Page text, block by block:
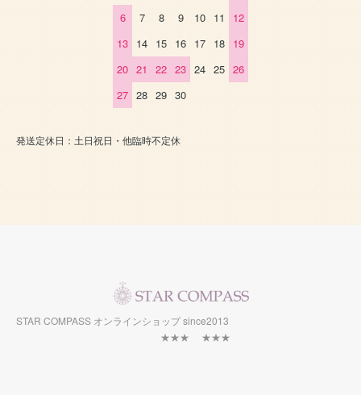
6
7 8 9 10 11
12
13 14 15 16 17 18 19
20 21 22 23 24 25 26
27 28 29 30
発送定休日：土日祝日・他臨時不定休
STAR COMPASS オンラインショップ since2013
★★★ ★★★